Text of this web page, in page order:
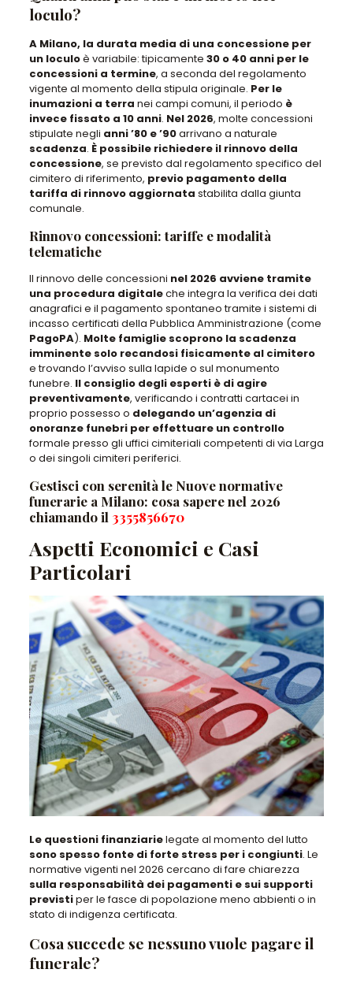
loculo?
A Milano, la durata media di una concessione per
un loculoè variabile: tipicamente 30 o 40 anni per le
concessioni a termine, a seconda del regolamento
vigente al momento della stipula originale. Per le
inumazioni a terra nei campi comuni, il periodo è
invece fissato a 10 anni. Nel 2026, molte concessioni
stipulate negli anni ’80 e ’90arrivano a naturale
scadenza. È possibile richiedere il rinnovo della
concessione, se previsto dal regolamento specifico del
cimitero di riferimento, previo pagamento della
tariffa di rinnovo aggiornata stabilita dalla giunta
comunale.
Rinnovo concessioni: tariffe e modalità
telematiche
Il rinnovo delle concessioni nel 2026 avviene tramite
una procedura digitaleche integra la verifica dei dati
anagrafici e il pagamento spontaneo tramite i sistemi di
incasso certificati della Pubblica Amministrazione (come
PagoPA). Molte famiglie scoprono la scadenza
imminente solo recandosi fisicamente al cimitero
e trovando l’avviso sulla lapide o sul monumento
funebre. Il consiglio degli esperti è di agire
preventivamente, verificando i contratti cartacei in
proprio possesso o delegando un’agenzia di
onoranze funebriper effettuare un controllo
formale presso gli uffici cimiteriali competenti di via Larga
o dei singoli cimiteri periferici.
Gestisci con serenità le Nuove normative
funerarie a Milano: cosa sapere nel 2026
chiamando il 3355856670
Aspetti Economici e Casi
Particolari
Le questioni finanziarielegate al momento del lutto
sono spesso fonte di forte stress per i congiunti. Le
normative vigenti nel 2026 cercano di fare chiarezza
sulla responsabilità dei pagamenti e sui supporti
previstiper le fasce di popolazione meno abbienti o in
stato di indigenza certificata.
Cosa succede se nessuno vuole pagare il
funerale?